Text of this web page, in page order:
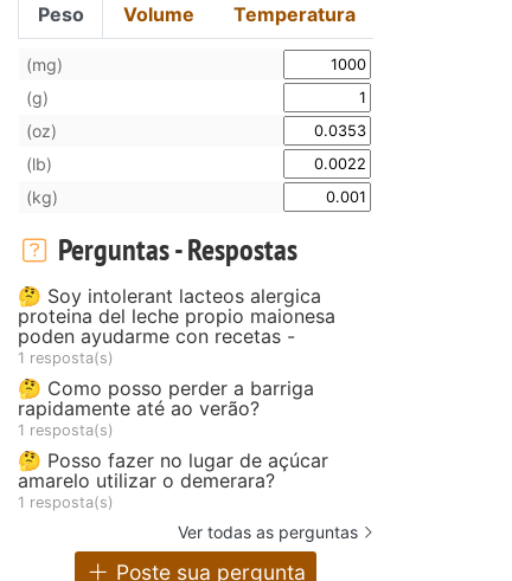
Peso Volume Temperatura
(mg)
(g)
(oz)
(lb)
(kg)
Perguntas - Respostas
🤔 Soy intolerant lacteos alergica
proteina del leche propio maionesa
poden ayudarme con recetas -
1 resposta(s)
🤔 Como posso perder a barriga
rapidamente até ao verão?
1 resposta(s)
🤔 Posso fazer no lugar de açúcar
amarelo utilizar o demerara?
1 resposta(s)
Ver todas as perguntas
Poste sua pergunta